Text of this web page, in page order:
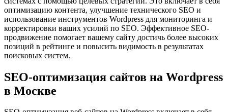
оптимизацию контента, улучшение технического SEO и
использование инструментов Wordpress для мониторинга и
корректировки ваших усилий по SEO. Эффективное SEO-
продвижение помогает вашему сайту достичь более высоких
позиций в рейтинге и повысить видимость в результатах
поисковых систем.
SEO-оптимизация сайтов на Wordpress
в Москве